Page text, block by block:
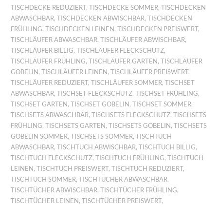
TISCHDECKE REDUZIERT,TISCHDECKE SOMMER,TISCHDECKEN
ABWASCHBAR,TISCHDECKEN ABWISCHBAR,TISCHDECKEN
FRÜHLING,TISCHDECKEN LEINEN ,TISCHDECKEN PREISWERT,
TISCHLÄUFER ABWASCHBAR,TISCHLÄUFER ABWISCHBAR,
TISCHLÄUFER BILLIG,TISCHLÄUFER FLECKSCHUTZ,
TISCHLÄUFER FRÜHLING,TISCHLÄUFER GARTEN ,TISCHLÄUFER
GOBELIN ,TISCHLÄUFER LEINEN ,TISCHLÄUFER PREISWERT,
TISCHLÄUFER REDUZIERT,TISCHLÄUFER SOMMER,TISCHSET
ABWASCHBAR,TISCHSET FLECKSCHUTZ,TISCHSET FRÜHLING,
TISCHSET GARTEN ,TISCHSET GOBELIN ,TISCHSET SOMMER,
TISCHSETS ABWASCHBAR,TISCHSETS FLECKSCHUTZ,TISCHSETS
FRÜHLING,TISCHSETS GARTEN ,TISCHSETS GOBELIN ,TISCHSETS
GOBELIN SOMMER,TISCHSETS SOMMER,TISCHTUCH
ABWASCHBAR,TISCHTUCH ABWISCHBAR,TISCHTUCH BILLIG,
TISCHTUCH FLECKSCHUTZ,TISCHTUCH FRÜHLING,TISCHTUCH
LEINEN ,TISCHTUCH PREISWERT,TISCHTUCH REDUZIERT,
TISCHTUCH SOMMER,TISCHTÜCHER ABWASCHBAR,
TISCHTÜCHER ABWISCHBAR,TISCHTÜCHER FRÜHLING,
TISCHTÜCHER LEINEN ,TISCHTÜCHER PREISWERT,